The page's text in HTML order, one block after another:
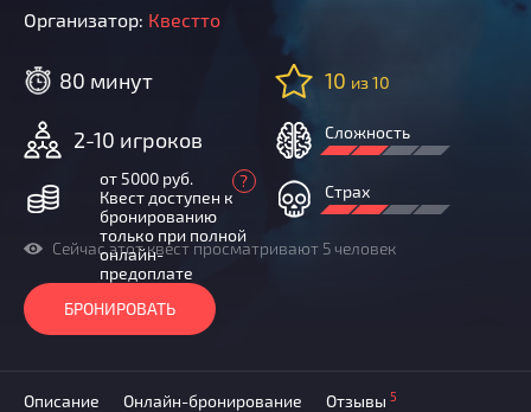
Как подсчитываются рейтинги
Новости
Добавить квест
Организатор: Квестто
80 минут
2-10 игроков
от 5000 руб.
?
Квест доступен к
бронированию
только при полной
онлайн-
предоплате
10 из 10
Сложность
Страх
Сейчас этот квест просматривают 5 человек
БРОНИРОВАТЬ
Описание Онлайн-бронирование Отзывы 5